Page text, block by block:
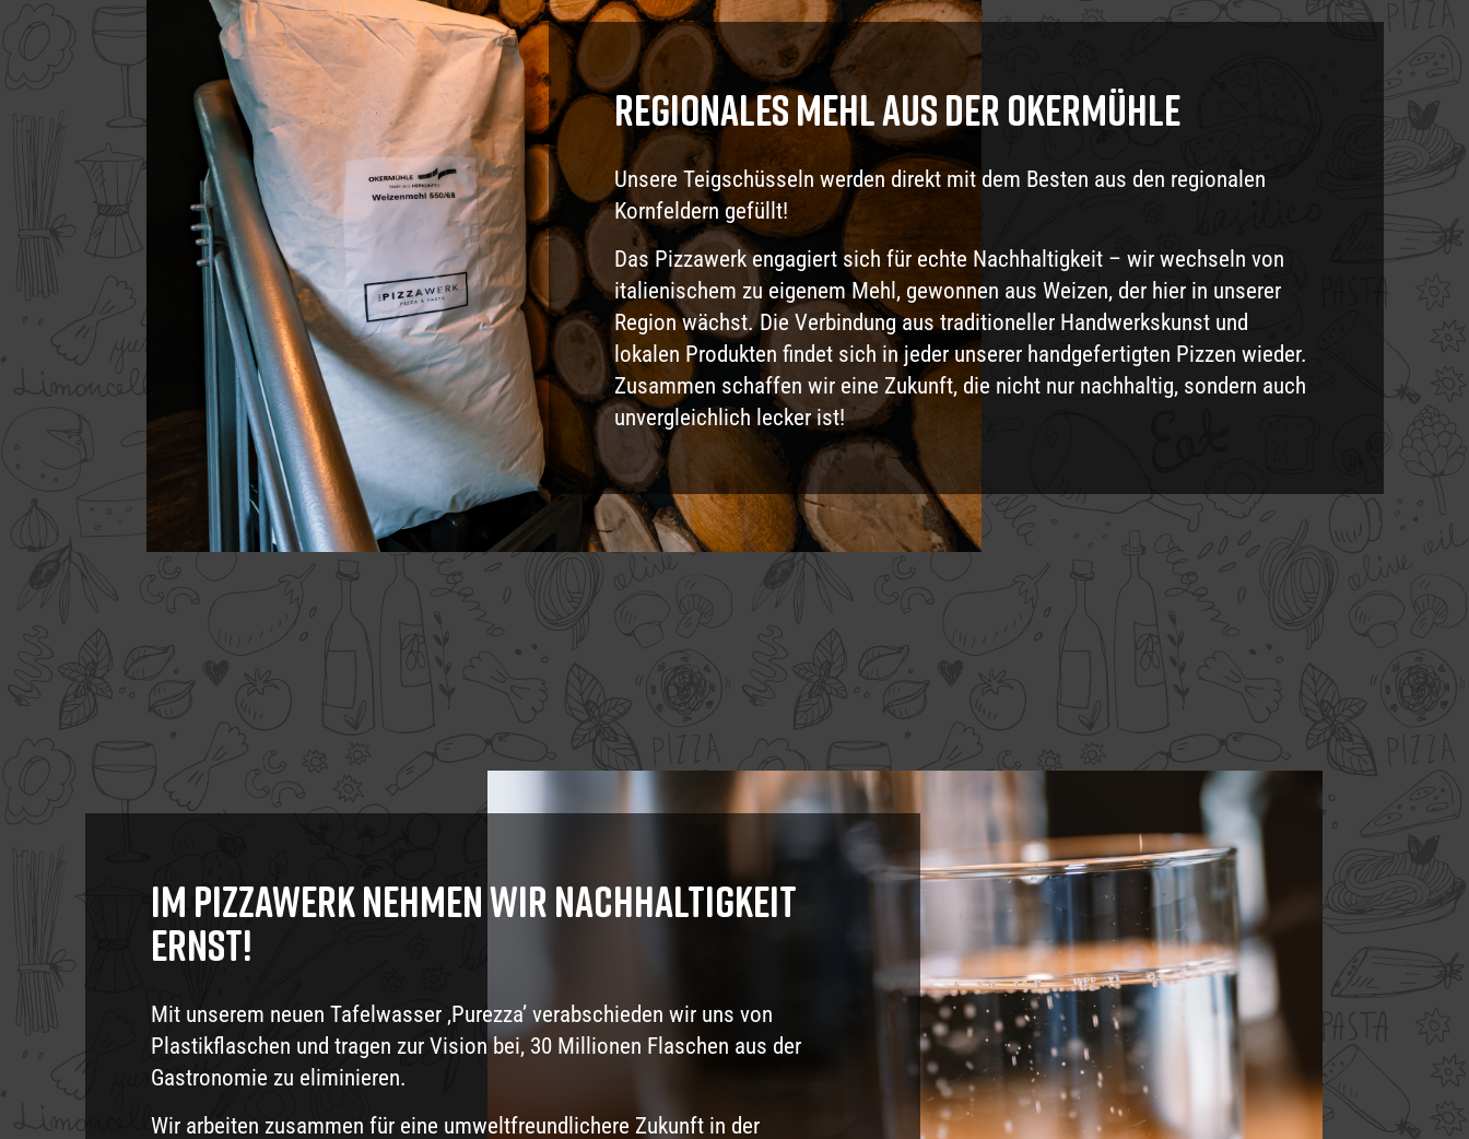
Regionales Mehl aus der Okermühle
Unsere Teigschüsseln werden direkt mit dem Besten aus den regionalen
Kornfeldern gefüllt!
Das Pizzawerk engagiert sich für echte Nachhaltigkeit – wir wechseln von
italienischem zu eigenem Mehl, gewonnen aus Weizen, der hier in unserer
Region wächst. Die Verbindung aus traditioneller Handwerkskunst und
lokalen Produkten findet sich in jeder unserer handgefertigten Pizzen wieder.
Zusammen schaffen wir eine Zukunft, die nicht nur nachhaltig, sondern auch
unvergleichlich lecker ist!
Im Pizzawerk nehmen wir Nachhaltigkeit
ernst!
Mit unserem neuen Tafelwasser ‚Purezza’ verabschieden wir uns von
Plastikflaschen und tragen zur Vision bei, 30 Millionen Flaschen aus der
Gastronomie zu eliminieren.
Wir arbeiten zusammen für eine umweltfreundlichere Zukunft in der